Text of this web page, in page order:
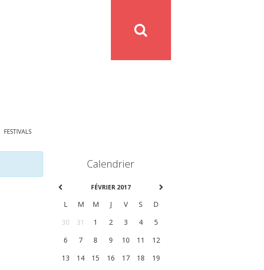
FESTIVALS
Calendrier
FÉVRIER 2017
L M M J V S
D
30
31 1 2 3 4
5
6
7 8 9 10 11
12
13
14 15 16 17 18
19